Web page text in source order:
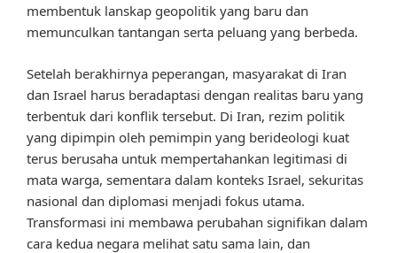
membentuk lanskap geopolitik yang baru dan
memunculkan tantangan serta peluang yang berbeda.
Setelah berakhirnya peperangan, masyarakat di Iran
dan Israel harus beradaptasi dengan realitas baru yang
terbentuk dari konflik tersebut. Di Iran, rezim politik
yang dipimpin oleh pemimpin yang berideologi kuat
terus berusaha untuk mempertahankan legitimasi di
mata warga, sementara dalam konteks Israel, sekuritas
nasional dan diplomasi menjadi fokus utama.
Transformasi ini membawa perubahan signifikan dalam
cara kedua negara melihat satu sama lain, dan